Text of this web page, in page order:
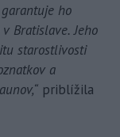
ho
Bratislave. Jeho
starostlivosti
a
priblížila